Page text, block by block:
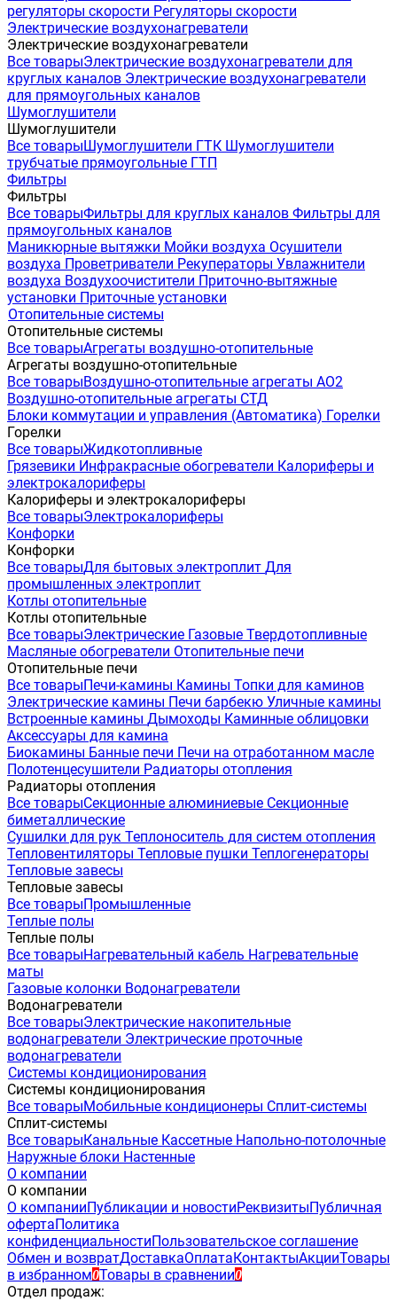
регуляторы скорости Регуляторы скорости
Электрические воздухонагреватели
Электрические воздухонагреватели
Все товарыЭлектрические воздухонагреватели для
круглых каналов Электрические воздухонагреватели
для прямоугольных каналов
Шумоглушители
Шумоглушители
Все товарыШумоглушители ГТК Шумоглушители
трубчатые прямоугольные ГТП
Фильтры
Фильтры
Все товарыФильтры для круглых каналов Фильтры для
прямоугольных каналов
Маникюрные вытяжки Мойки воздуха Осушители
воздуха Проветриватели Рекуператоры Увлажнители
воздуха Воздухоочистители Приточно-вытяжные
установки Приточные установки
Отопительные системы
Отопительные системы
Все товарыАгрегаты воздушно-отопительные
Агрегаты воздушно-отопительные
Все товарыВоздушно-отопительные агрегаты АО2
Воздушно-отопительные агрегаты СТД
Блоки коммутации и управления (Автоматика) Горелки
Горелки
Все товарыЖидкотопливные
Грязевики Инфракрасные обогреватели Калориферы и
электрокалориферы
Калориферы и электрокалориферы
Все товарыЭлектрокалориферы
Конфорки
Конфорки
Все товарыДля бытовых электроплит Для
промышленных электроплит
Котлы отопительные
Котлы отопительные
Все товарыЭлектрические Газовые Твердотопливные
Масляные обогреватели Отопительные печи
Отопительные печи
Все товарыПечи-камины Камины Топки для каминов
Электрические камины Печи барбекю Уличные камины
Встроенные камины Дымоходы Каминные облицовки
Аксессуары для камина
Биокамины Банные печи Печи на отработанном масле
Полотенцесушители Радиаторы отопления
Радиаторы отопления
Все товарыСекционные алюминиевые Секционные
биметаллические
Сушилки для рук Теплоноситель для систем отопления
Тепловентиляторы Тепловые пушки Теплогенераторы
Тепловые завесы
Тепловые завесы
Все товарыПромышленные
Теплые полы
Теплые полы
Все товарыНагревательный кабель Нагревательные
маты
Газовые колонки Водонагреватели
Водонагреватели
Все товарыЭлектрические накопительные
водонагреватели Электрические проточные
водонагреватели
Системы кондиционирования
Системы кондиционирования
Все товарыМобильные кондиционеры Сплит-системы
Сплит-системы
Все товарыКанальные Кассетные Напольно-потолочные
Наружные блоки Настенные
О компании
О компании
О компанииПубликации и новостиРеквизитыПубличная
офертаПолитика
конфиденциальностиПользовательское соглашение
Обмен и возвратДоставкаОплатаКонтактыАкцииТовары
в избранном0Товары в сравнении0
Отдел продаж: